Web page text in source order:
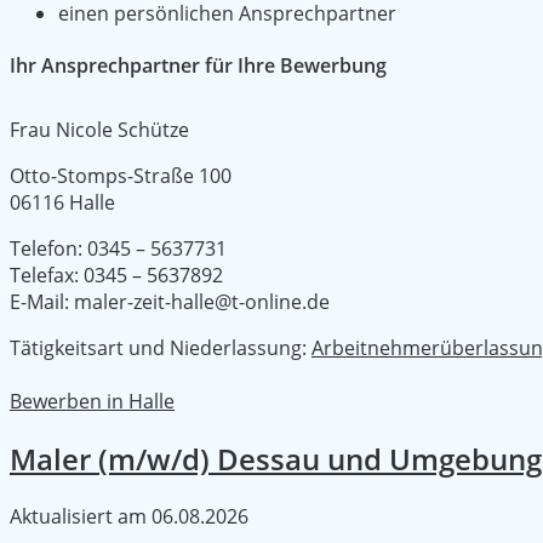
einen persönlichen Ansprechpartner
Ihr Ansprechpartner für Ihre Bewerbung
Frau Nicole Schütze
Otto-Stomps-Straße 100
06116 Halle
Telefon: 0345 – 5637731
Telefax: 0345 – 5637892
E-Mail: maler-zeit-halle@t-online.de
Tätigkeitsart und Niederlassung:
Bewerben in Halle
Maler (m/w/d) Dessau und Umgebung
Aktualisiert am 06.08.2026